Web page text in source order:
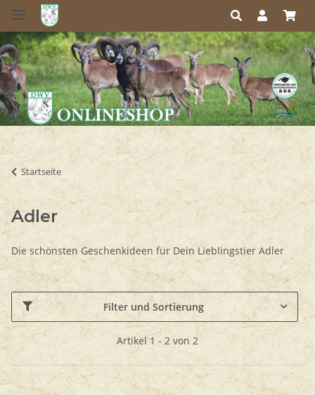
Startseite
Adler
Die schönsten Geschenkideen für Dein Lieblingstier Adler
Filter und Sortierung
Artikel 1 - 2 von 2